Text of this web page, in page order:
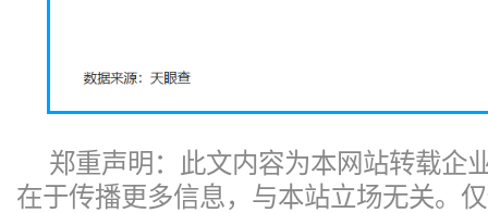
郑重声明：此文内容为本网站转载企
在于传播更多信息，与本站立场无关。